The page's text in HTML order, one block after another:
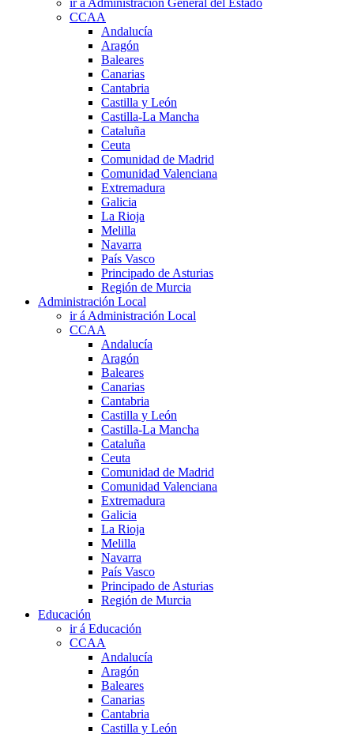
CCAA
Andalucía
Aragón
Baleares
Canarias
Cantabria
Castilla y León
Castilla-La Mancha
Cataluña
Ceuta
Comunidad de Madrid
Comunidad Valenciana
Extremadura
Galicia
La Rioja
Melilla
Navarra
País Vasco
Principado de Asturias
Región de Murcia
Administración Local
ir á Administración Local
CCAA
Andalucía
Aragón
Baleares
Canarias
Cantabria
Castilla y León
Castilla-La Mancha
Cataluña
Ceuta
Comunidad de Madrid
Comunidad Valenciana
Extremadura
Galicia
La Rioja
Melilla
Navarra
País Vasco
Principado de Asturias
Región de Murcia
Educación
ir á Educación
CCAA
Andalucía
Aragón
Baleares
Canarias
Cantabria
Castilla y León